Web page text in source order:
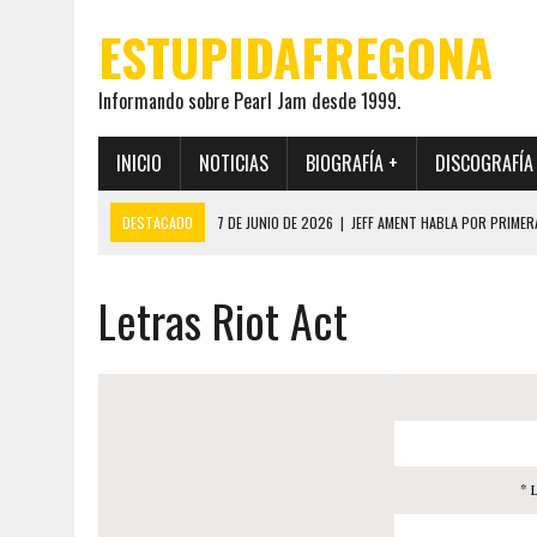
ESTUPIDAFREGONA
Informando sobre Pearl Jam desde 1999.
INICIO NOTICIAS BIOGRAFÍA +
DESTACADO 7 DE JUNIO DE 2026 | JEFF AMENT HABLA POR
19 DE MAYO DE 2026
EL ENCUENTRO ENTRE NEIL YOUNG Y PEARL
12 DE MAYO DE 2026 | PEARL JAM REAPARECEN EN OHANA 2026 EN
Letras Riot Act
*